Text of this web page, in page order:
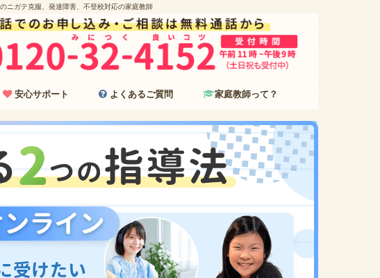
ニガテ克服、発達障害、不登校対応の家庭教師
安心サポート よくあるご質問 家庭教師って？